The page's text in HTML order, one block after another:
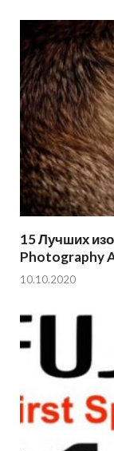
15 Лучших
Photography
10.10.2020